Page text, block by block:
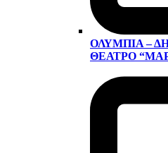
ΟΛΎΜΠΙΑ –
ΘΈΑΤΡΟ